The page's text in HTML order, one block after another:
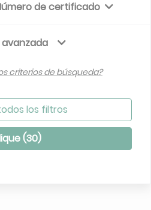
de certificado
criterios de búsqueda?
los filtros
(30)